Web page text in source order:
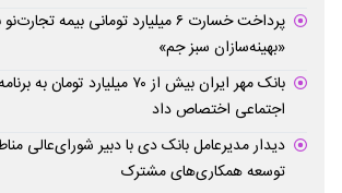
پرداخت خسارت ۶ میلیارد تومانی بیمه
«بهینه‌سازان سبز جم»
بانک مهر ایران بیش از ۷۰ میلیارد
اجتماعی اختصاص داد
دیدار مدیرعامل بانک دی با دبیر شورای‌عالی
توسعه همکاری‌های مشترک